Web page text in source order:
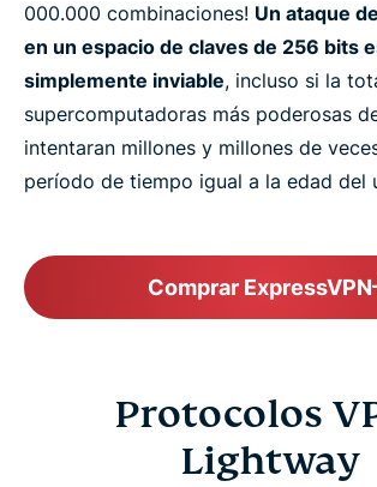
000.​000 combinaciones! Un ataque
en un espacio de claves de 256 bits
simplemente inviable, incluso si la
supercomputadoras más poderosas
intentaran millones y millones de
período de tiempo igual a la edad del
Comprar ExpressVPN
Protocolos
Lightway